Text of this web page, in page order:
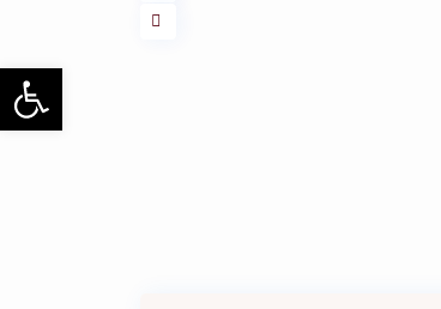
Ouvrir la barre d’outils